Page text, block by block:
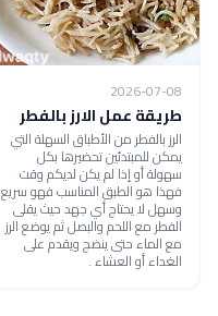
2026-07-08
طريقة عمل الارز بالفطر
الرز بالفطر من الأطباق السهلة التي
يمكن للمبتدئين تحضيرها بكل
سهولة أو إذا لم يكن لديكم وقت
فهذا هو الطبق المناسب فهو سريع
وسهل لا يحتاج أي جهد حيث يقلى
الفطر مع اللحم والبصل ثم يوضع الرز
مع الماء حتى ينضج ويقدم على
الغداء أو العشاء .